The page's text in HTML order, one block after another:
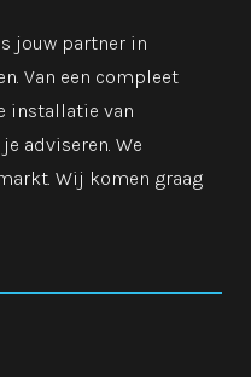
jouw partner in
Van een compleet
installatie van
adviseren. We
Wij komen graag